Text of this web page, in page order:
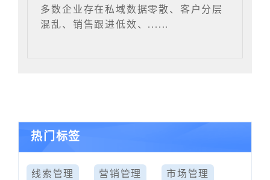
多数企业存在私域数据零散、客户分层
混乱、销售跟进低效、......
热门标签
线索管理 营销管理 市场管理